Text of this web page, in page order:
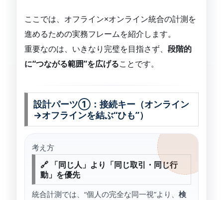
ここでは、オフライン×オンライン統合の計測を
進めるための実務フレームを紹介します。
重要なのは、いきなり完璧を目指さず、 段階的
に“つながる範囲”を広げることです。
設計パーツ①：接続キー（オンライン
→オフラインを結ぶ“ひも”）
考え方
🔗 「同じ人」より「同じ取引・同じ行
動」を優先
統合計測では、“個人の完全な同一視”より、 検